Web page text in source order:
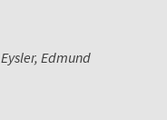
Eysler, Edmund